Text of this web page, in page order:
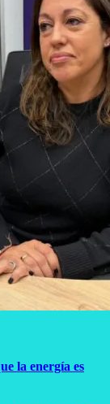
la energía es